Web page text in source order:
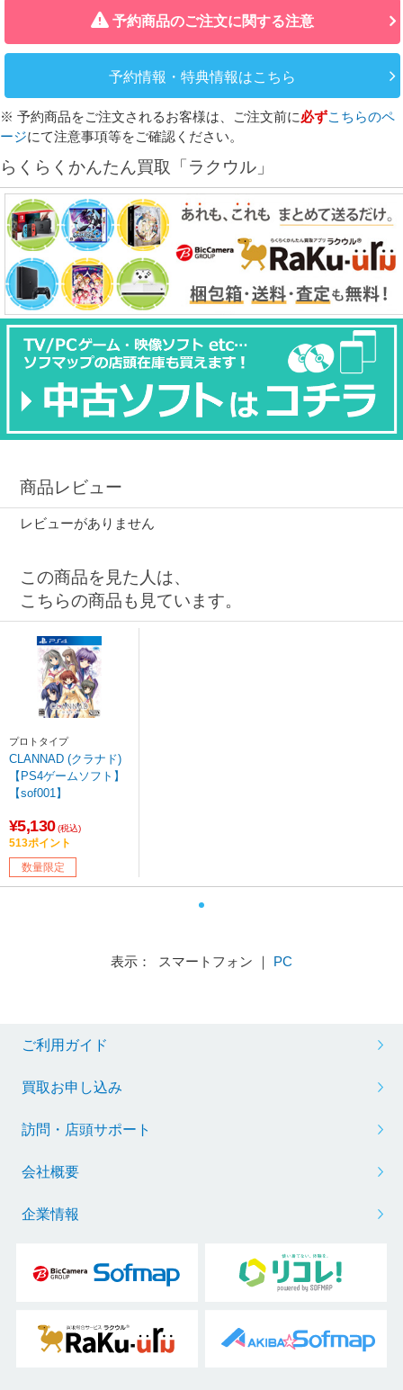
予約商品のご注文に関する注意
予約情報・特典情報はこちら
※ 予約商品をご注文されるお客様は、ご注文前に必ずこちらのペ
ージにて注意事項等をご確認ください。
らくらくかんたん買取「ラクウル」
商品レビュー
レビューがありません
この商品を見た人は、
こちらの商品も見ています。
プロトタイプ
CLANNAD (クラナド)
【PS4ゲームソフト】
【sof001】
¥5,130 (税込)
513ポイント
数量限定
表示： スマートフォン ｜ PC
ご利用ガイド
買取お申し込み
訪問・店頭サポート
会社概要
企業情報